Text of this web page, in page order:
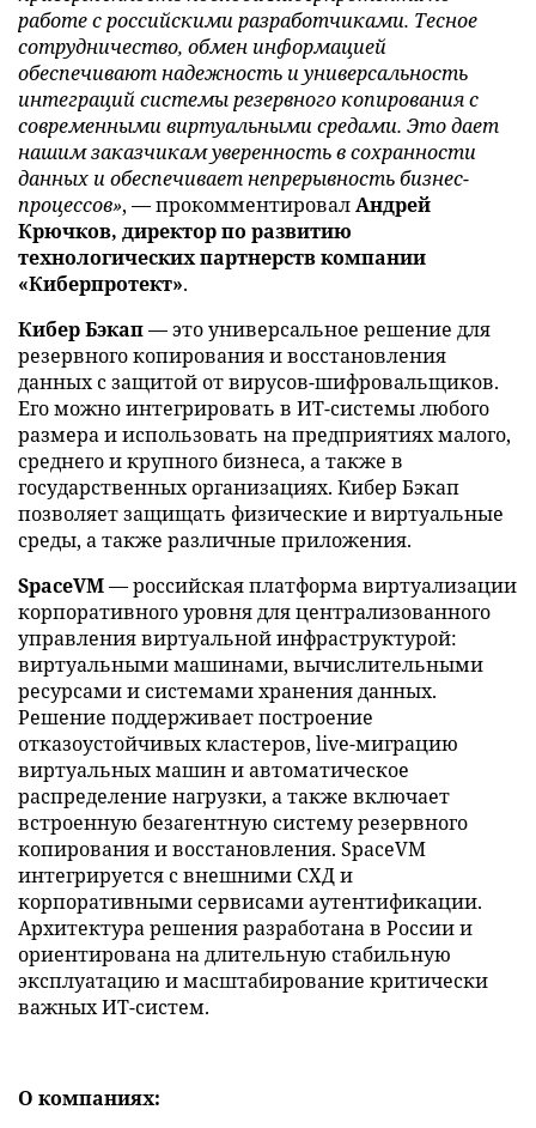
работе с российскими разработчиками. Тесное
сотрудничество, обмен информацией
обеспечивают надежность и универсальность
интеграций системы резервного копирования с
современными виртуальными средами. Это дает
нашим заказчикам уверенность в сохранности
данных и обеспечивает непрерывность бизнес-
процессов», — прокомментировалАндрей
Крючков, директор по развитию
технологических партнерств компании
«Киберпротект».
Кибер Бэкап— это универсальное решение для
резервного копирования и восстановления
данных с защитой от вирусов-шифровальщиков.
Его можно интегрировать в ИТ-системы любого
размера и использовать на предприятиях малого,
среднего и крупного бизнеса, а также в
государственных организациях. Кибер Бэкап
позволяет защищать физические и виртуальные
среды, а также различные приложения.
SpaceVM— российская платформа виртуализации
корпоративного уровня для централизованного
управления виртуальной инфраструктурой:
виртуальными машинами, вычислительными
ресурсами и системами хранения данных.
Решение поддерживает построение
отказоустойчивых кластеров, live-миграцию
виртуальных машин и автоматическое
распределение нагрузки, а также включает
встроенную безагентную систему резервного
копирования и восстановления. SpaceVM
интегрируется с внешними СХД и
корпоративными сервисами аутентификации.
Архитектура решения разработана в России и
ориентирована на длительную стабильную
эксплуатацию и масштабирование критически
важных ИТ-систем.
О компаниях: